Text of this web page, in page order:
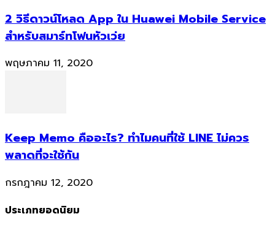
2 วิธีดาวน์โหลด App ใน Huawei Mobile Service
สำหรับสมาร์ทโฟนหัวเว่ย
พฤษภาคม 11, 2020
Keep Memo คืออะไร? ทำไมคนที่ใช้ LINE ไม่ควร
พลาดที่จะใช้กัน
กรกฎาคม 12, 2020
ประเภทยอดนิยม